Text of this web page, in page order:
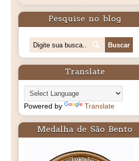
Pesquise no blog
Translate
Powered by Translate
Medalha de São Bento